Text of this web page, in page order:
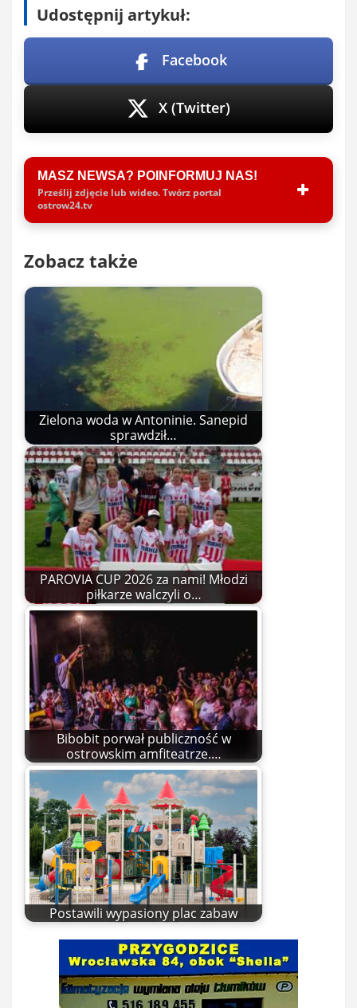
Udostępnij artykuł:
Facebook
X (Twitter)
MASZ NEWSA? POINFORMUJ NAS!
Prześlij zdjęcie lub wideo. Twórz portal
ostrow24.tv
Zobacz także
Zielona woda w Antoninie. Sanepid
sprawdził…
PAROVIA CUP 2026 za nami! Młodzi
piłkarze walczyli o…
Bibobit porwał publiczność w
ostrowskim amfiteatrze.…
Postawili wypasiony plac zabaw